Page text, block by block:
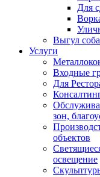
Для
Выгул
Услуги
Входные
Для
зон,
объектов
освещение